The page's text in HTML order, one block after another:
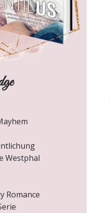
Westphal
Romance